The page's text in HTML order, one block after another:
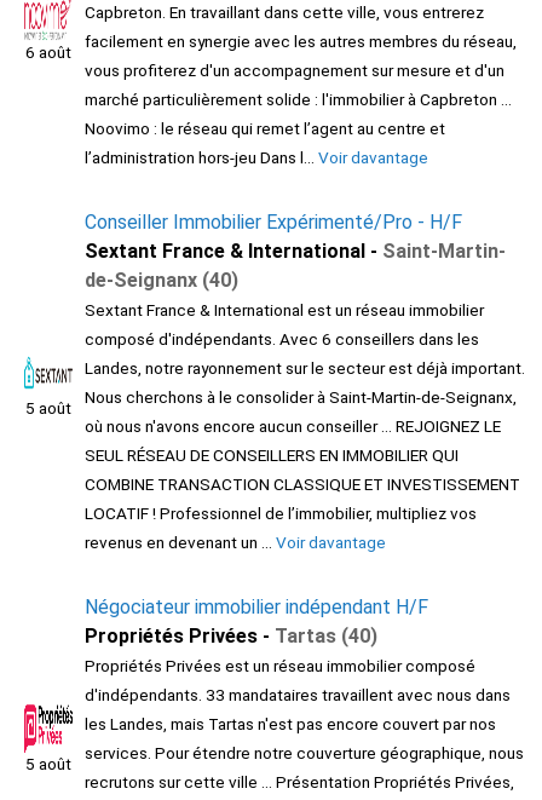
6 août
Capbreton. En travaillant dans cette ville, vous entrerez
facilement en synergie avec les autres membres du réseau,
vous profiterez d'un accompagnement sur mesure et d'un
marché particulièrement solide : l'immobilier à Capbreton ...
Noovimo : le réseau qui remet l’agent au centre et
l’administration hors-jeu Dans l... Voir davantage
5 août
Conseiller Immobilier Expérimenté/Pro - H/F
Sextant France & International - Saint-Martin-
de-Seignanx (40)
Sextant France & International est un réseau immobilier
composé d'indépendants. Avec 6 conseillers dans les
Landes, notre rayonnement sur le secteur est déjà important.
Nous cherchons à le consolider à Saint-Martin-de-Seignanx,
où nous n'avons encore aucun conseiller ... REJOIGNEZ LE
SEUL RÉSEAU DE CONSEILLERS EN IMMOBILIER QUI
COMBINE TRANSACTION CLASSIQUE ET INVESTISSEMENT
LOCATIF ! Professionnel de l’immobilier, multipliez vos
revenus en devenant un ... Voir davantage
5 août
Négociateur immobilier indépendant H/F
Propriétés Privées - Tartas (40)
Propriétés Privées est un réseau immobilier composé
d'indépendants. 33 mandataires travaillent avec nous dans
les Landes, mais Tartas n'est pas encore couvert par nos
services. Pour étendre notre couverture géographique, nous
recrutons sur cette ville ... Présentation Propriétés Privées,